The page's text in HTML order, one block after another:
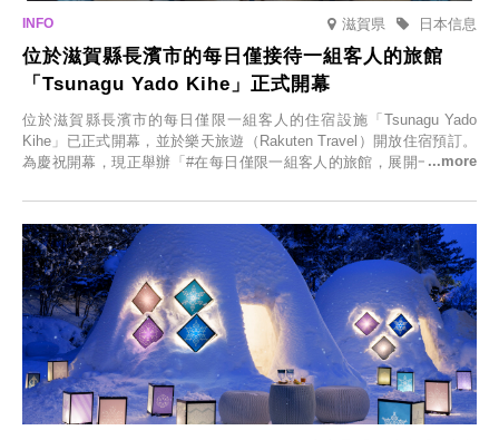
滋賀県 日本信息
位於滋賀縣長濱市的每日僅接待一組客人的旅館
「Tsunagu Yado Kihe」正式開幕
位於滋賀縣長濱市的每日僅限一組客人的住宿設施「Tsunagu Yado
Kihe」已正式開幕，並於樂天旅遊（Rakuten Travel）開放住宿預訂。
為慶祝開幕，現正舉辦「#在每日僅限一組客人的旅館，展開一生一次
人的旅館，您才能在此與重要的人共度獨一無二的特別時光。